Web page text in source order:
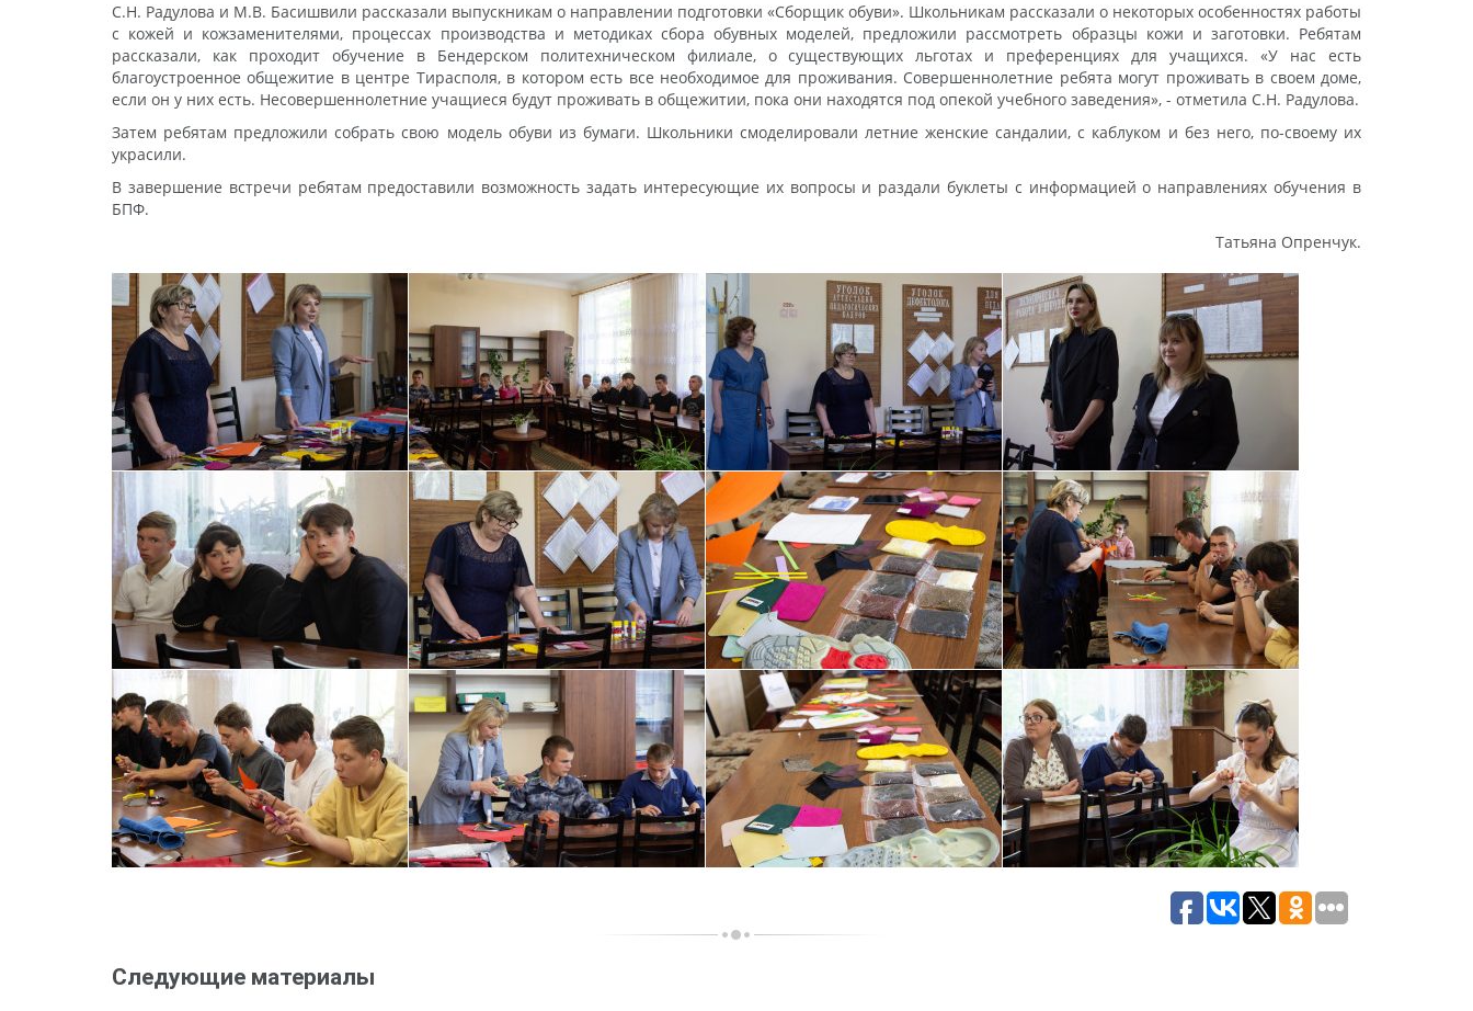
С.Н. Радулова и М.В. Басишвили рассказали выпускникам о направлении подготовки «Сборщик обуви». Школьникам рассказали о некоторых особенностях работы
с кожей и кожзаменителями, процессах производства и методиках сбора обувных моделей, предложили рассмотреть образцы кожи и заготовки. Ребятам
рассказали, как проходит обучение в Бендерском политехническом филиале, о существующих льготах и преференциях для учащихся. «У нас есть
благоустроенное общежитие в центре Тирасполя, в котором есть все необходимое для проживания. Совершеннолетние ребята могут проживать в своем доме,
если он у них есть. Несовершеннолетние учащиеся будут проживать в общежитии, пока они находятся под опекой учебного заведения», - отметила С.Н. Радулова.
Затем ребятам предложили собрать свою модель обуви из бумаги. Школьники смоделировали летние женские сандалии, с каблуком и без него, по-своему их
украсили.
В завершение встречи ребятам предоставили возможность задать интересующие их вопросы и раздали буклеты с информацией о направлениях обучения в
БПФ.
Татьяна Опренчук.
Следующие материалы